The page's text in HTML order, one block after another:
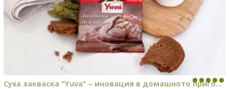
Суха закваска "Yuva" – иновация в домашното приго...